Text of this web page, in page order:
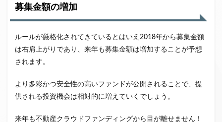
募集金額の増加
ルールが厳格化されてきているとはいえ2018年から募集金額
は右肩上がりであり、来年も募集金額は増加することが予想
されます。
より多彩かつ安全性の高いファンドが公開されることで、提
供される投資機会は相対的に増えていくでしょう。
来年も不動産クラウドファンディングから目が離せません！